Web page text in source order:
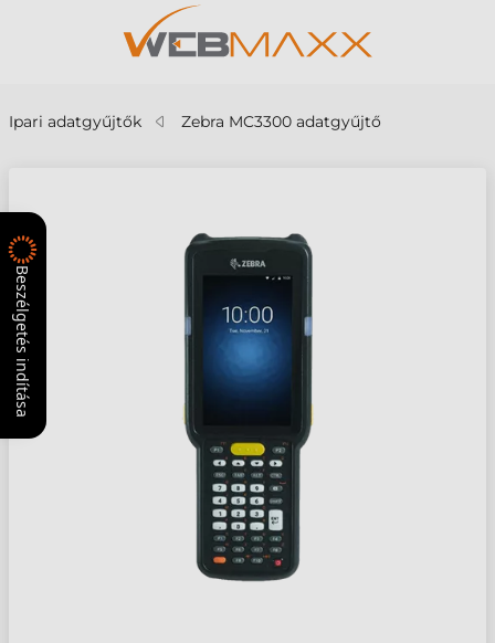
Ipari adatgyűjtők Zebra MC3300 adatgyűjtő
Beszélgetés indítása